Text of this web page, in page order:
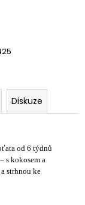
Diskuze
od 6 týdnů
s kokosem a
strhnou ke